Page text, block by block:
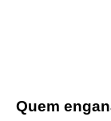
Quem